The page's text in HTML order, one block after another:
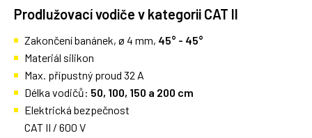
Prodlužovací vodiče v kategorii CAT II
Zakončení banánek, ø 4 mm, 45° - 45°
Materiál silikon
Max. přípustný proud 32 A
Délka vodičů: 50, 100, 150 a 200 cm
Elektrická bezpečnost
CAT II / 600 V